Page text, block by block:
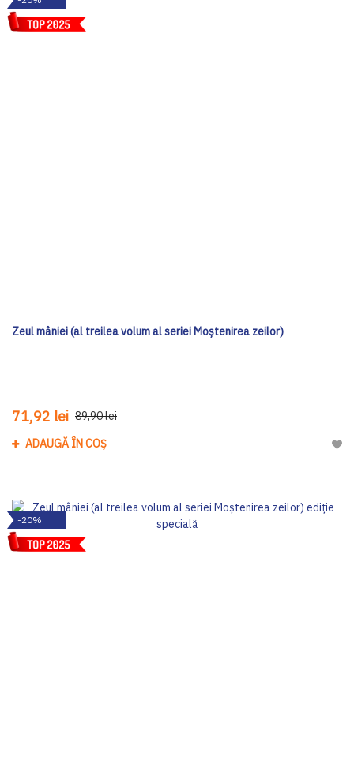
Zeul mâniei (al treilea volum al seriei Moștenirea zeilor)
71,92 lei 89,90 lei
ADAUGĂ ÎN COȘ
-20%